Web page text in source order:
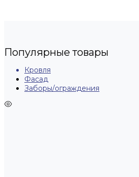
Популярные товары
Кровля
Фасад
Заборы/ограждения